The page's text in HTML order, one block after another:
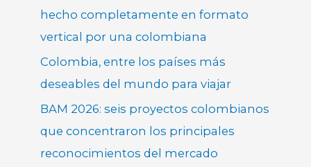
hecho completamente en formato
vertical por una colombiana
Colombia, entre los países más
deseables del mundo para viajar
BAM 2026: seis proyectos colombianos
que concentraron los principales
reconocimientos del mercado